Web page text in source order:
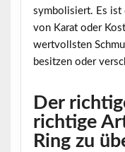
symbolisiert. Es ist
von Karat oder
wertvollsten
besitzen oder
Der
richtige
Ring zu